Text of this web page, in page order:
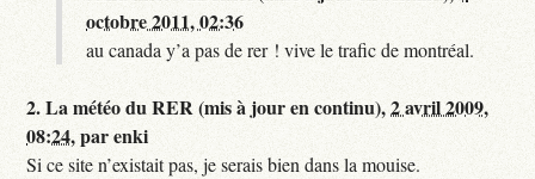
octobre 2011, 02:36
au canada y’a pas de rer ! vive le trafic de montréal.
2.La météo du RER (mis à jour en continu),2 avril 2009,
08:24,parenki
Si ce site n’existait pas, je serais bien dans la mouise.